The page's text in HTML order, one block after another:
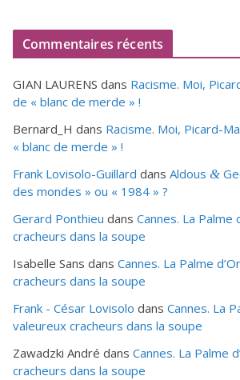
Commentaires récents
GIAN LAURENS dans Racisme. Moi,
de « blanc de merde » !
Bernard_H dans Racisme. Moi, Picard-
« blanc de merde » !
Frank Lovisolo-Guillard dans Aldous &
des mondes » ou « 1984 » ?
Gerard Ponthieu dans Cannes. La Palme
cracheurs dans la soupe
Isabelle Sans dans Cannes. La Palme
cracheurs dans la soupe
Frank - César Lovisolo dans Cannes. La
valeureux cracheurs dans la soupe
Zawadzki André dans Cannes. La Palme
cracheurs dans la soupe